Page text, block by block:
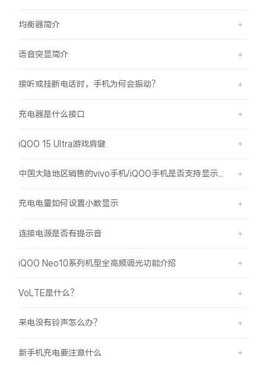
均衡器简介
语音突显简介
接听或挂断电话时，手机为何会振动？
充电器是什么接口
iQOO 15 Ultra游戏肩键
充电电量如何设置小数显示
连接电源是否有提示音
iQOO Neo10系列机型全高频调光功能介绍
VoLTE是什么？
来电没有铃声怎么办？
新手机充电要注意什么